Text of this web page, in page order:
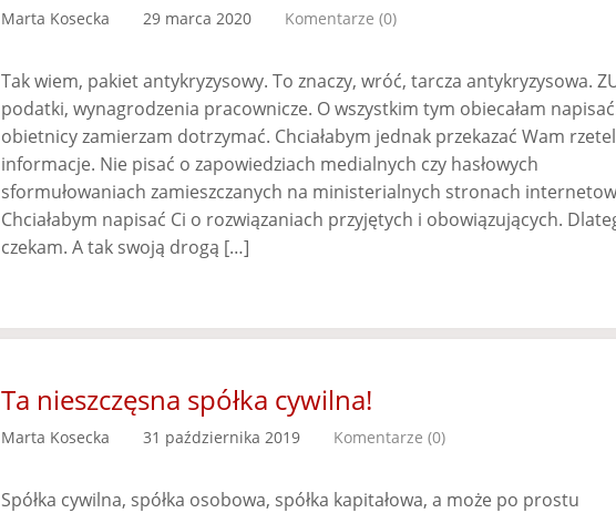
Marta Kosecka 29 marca 2020 Komentarze (0)
Tak wiem, pakiet antykryzysowy. To znaczy, wróć, tarcza antykryzysowa.
podatki, wynagrodzenia pracownicze. O wszystkim tym obiecałam
obietnicy zamierzam dotrzymać. Chciałabym jednak przekazać Wam
informacje. Nie pisać o zapowiedziach medialnych czy hasłowych
sformułowaniach zamieszczanych na ministerialnych stronach
Chciałabym napisać Ci o rozwiązaniach przyjętych i obowiązujących.
czekam. A tak swoją drogą […]
Ta nieszczęsna spółka cywilna!
Marta Kosecka 31 października 2019 Komentarze (0)
Spółka cywilna, spółka osobowa, spółka kapitałowa, a może po prostu